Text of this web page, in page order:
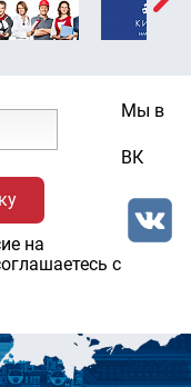
на
c
Мы в
ВК